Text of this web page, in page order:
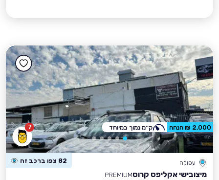
7
עפולה 82 צפו ברכב זה
מיצובישי אקליפס קרוסPREMIUM
2,000 ₪ הנחה ק״מ נמוך במיוחד